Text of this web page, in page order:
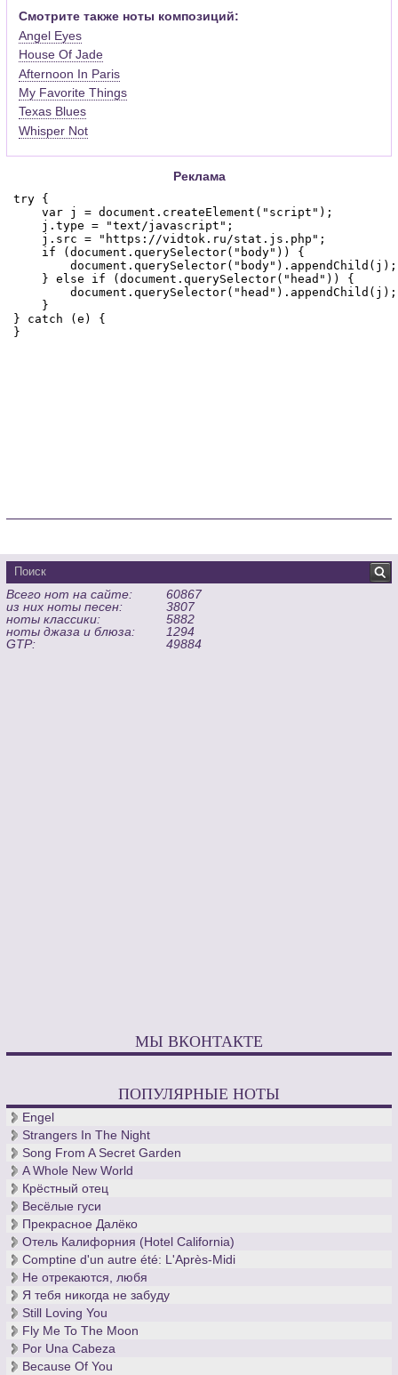
Смотрите также ноты композиций:
Angel Eyes
House Of Jade
Afternoon In Paris
My Favorite Things
Texas Blues
Whisper Not
Реклама
Всего нот на сайте:
60867
из них ноты песен:
3807
ноты классики:
5882
ноты джаза и блюза:
1294
GTP:
49884
МЫ ВКОНТАКТЕ
ПОПУЛЯРНЫЕ НОТЫ
Engel
Strangers In The Night
Song From A Secret Garden
A Whole New World
Крёстный отец
Весёлые гуси
Прекрасное Далёко
Отель Калифорния (Hotel California)
Comptine d'un autre été: L'Après-Midi
Не отрекаются, любя
Я тебя никогда не забуду
Still Loving You
Fly Me To The Moon
Por Una Cabeza
Because Of You